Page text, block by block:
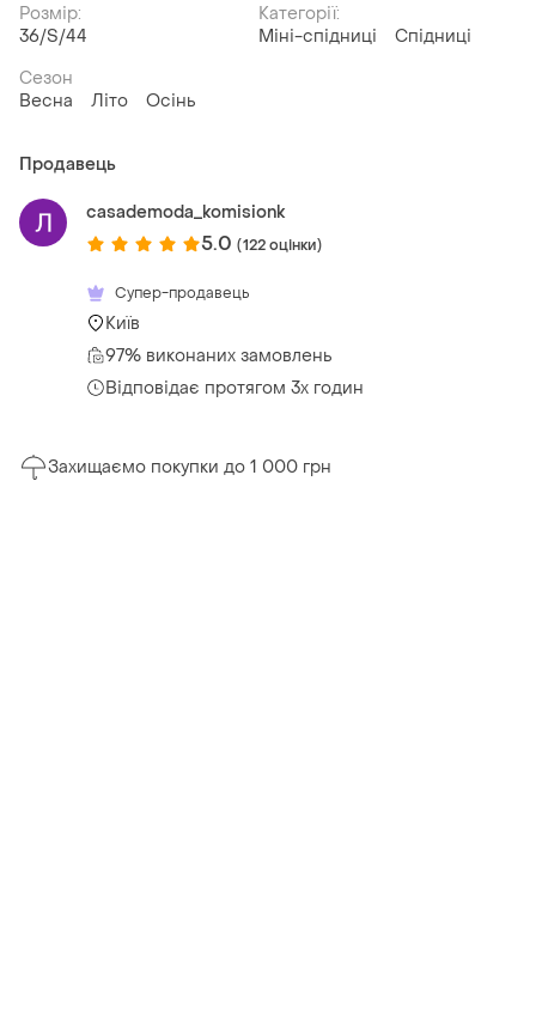
Розмір:
36/S/44
Категорії:
Міні-спідниці
Спідниці
Сезон
Весна
Літо Осінь
Продавець
casademoda_komisionk
5.0 (122 оцінки)
Супер-продавець
Київ
97% виконаних замовлень
Відповідає протягом 3х годин
Захищаємо покупки до 1 000 грн